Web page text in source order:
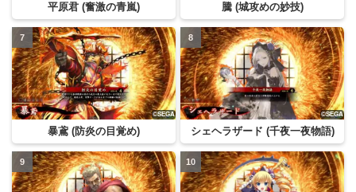
平原君 (奮激の青嵐) 騰 (城攻めの妙技)
暴鳶 (防炎の目覚め) シェヘラザード (千夜一夜物語)